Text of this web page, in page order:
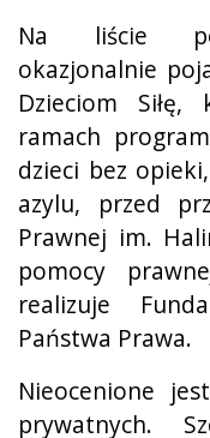
Na liście
okazjonalnie
Dzieciom
ramach
dzieci bez
azylu, przed
Prawnej im.
pomocy
realizuje
Państwa Prawa.
Nieocenione
prywatnych.